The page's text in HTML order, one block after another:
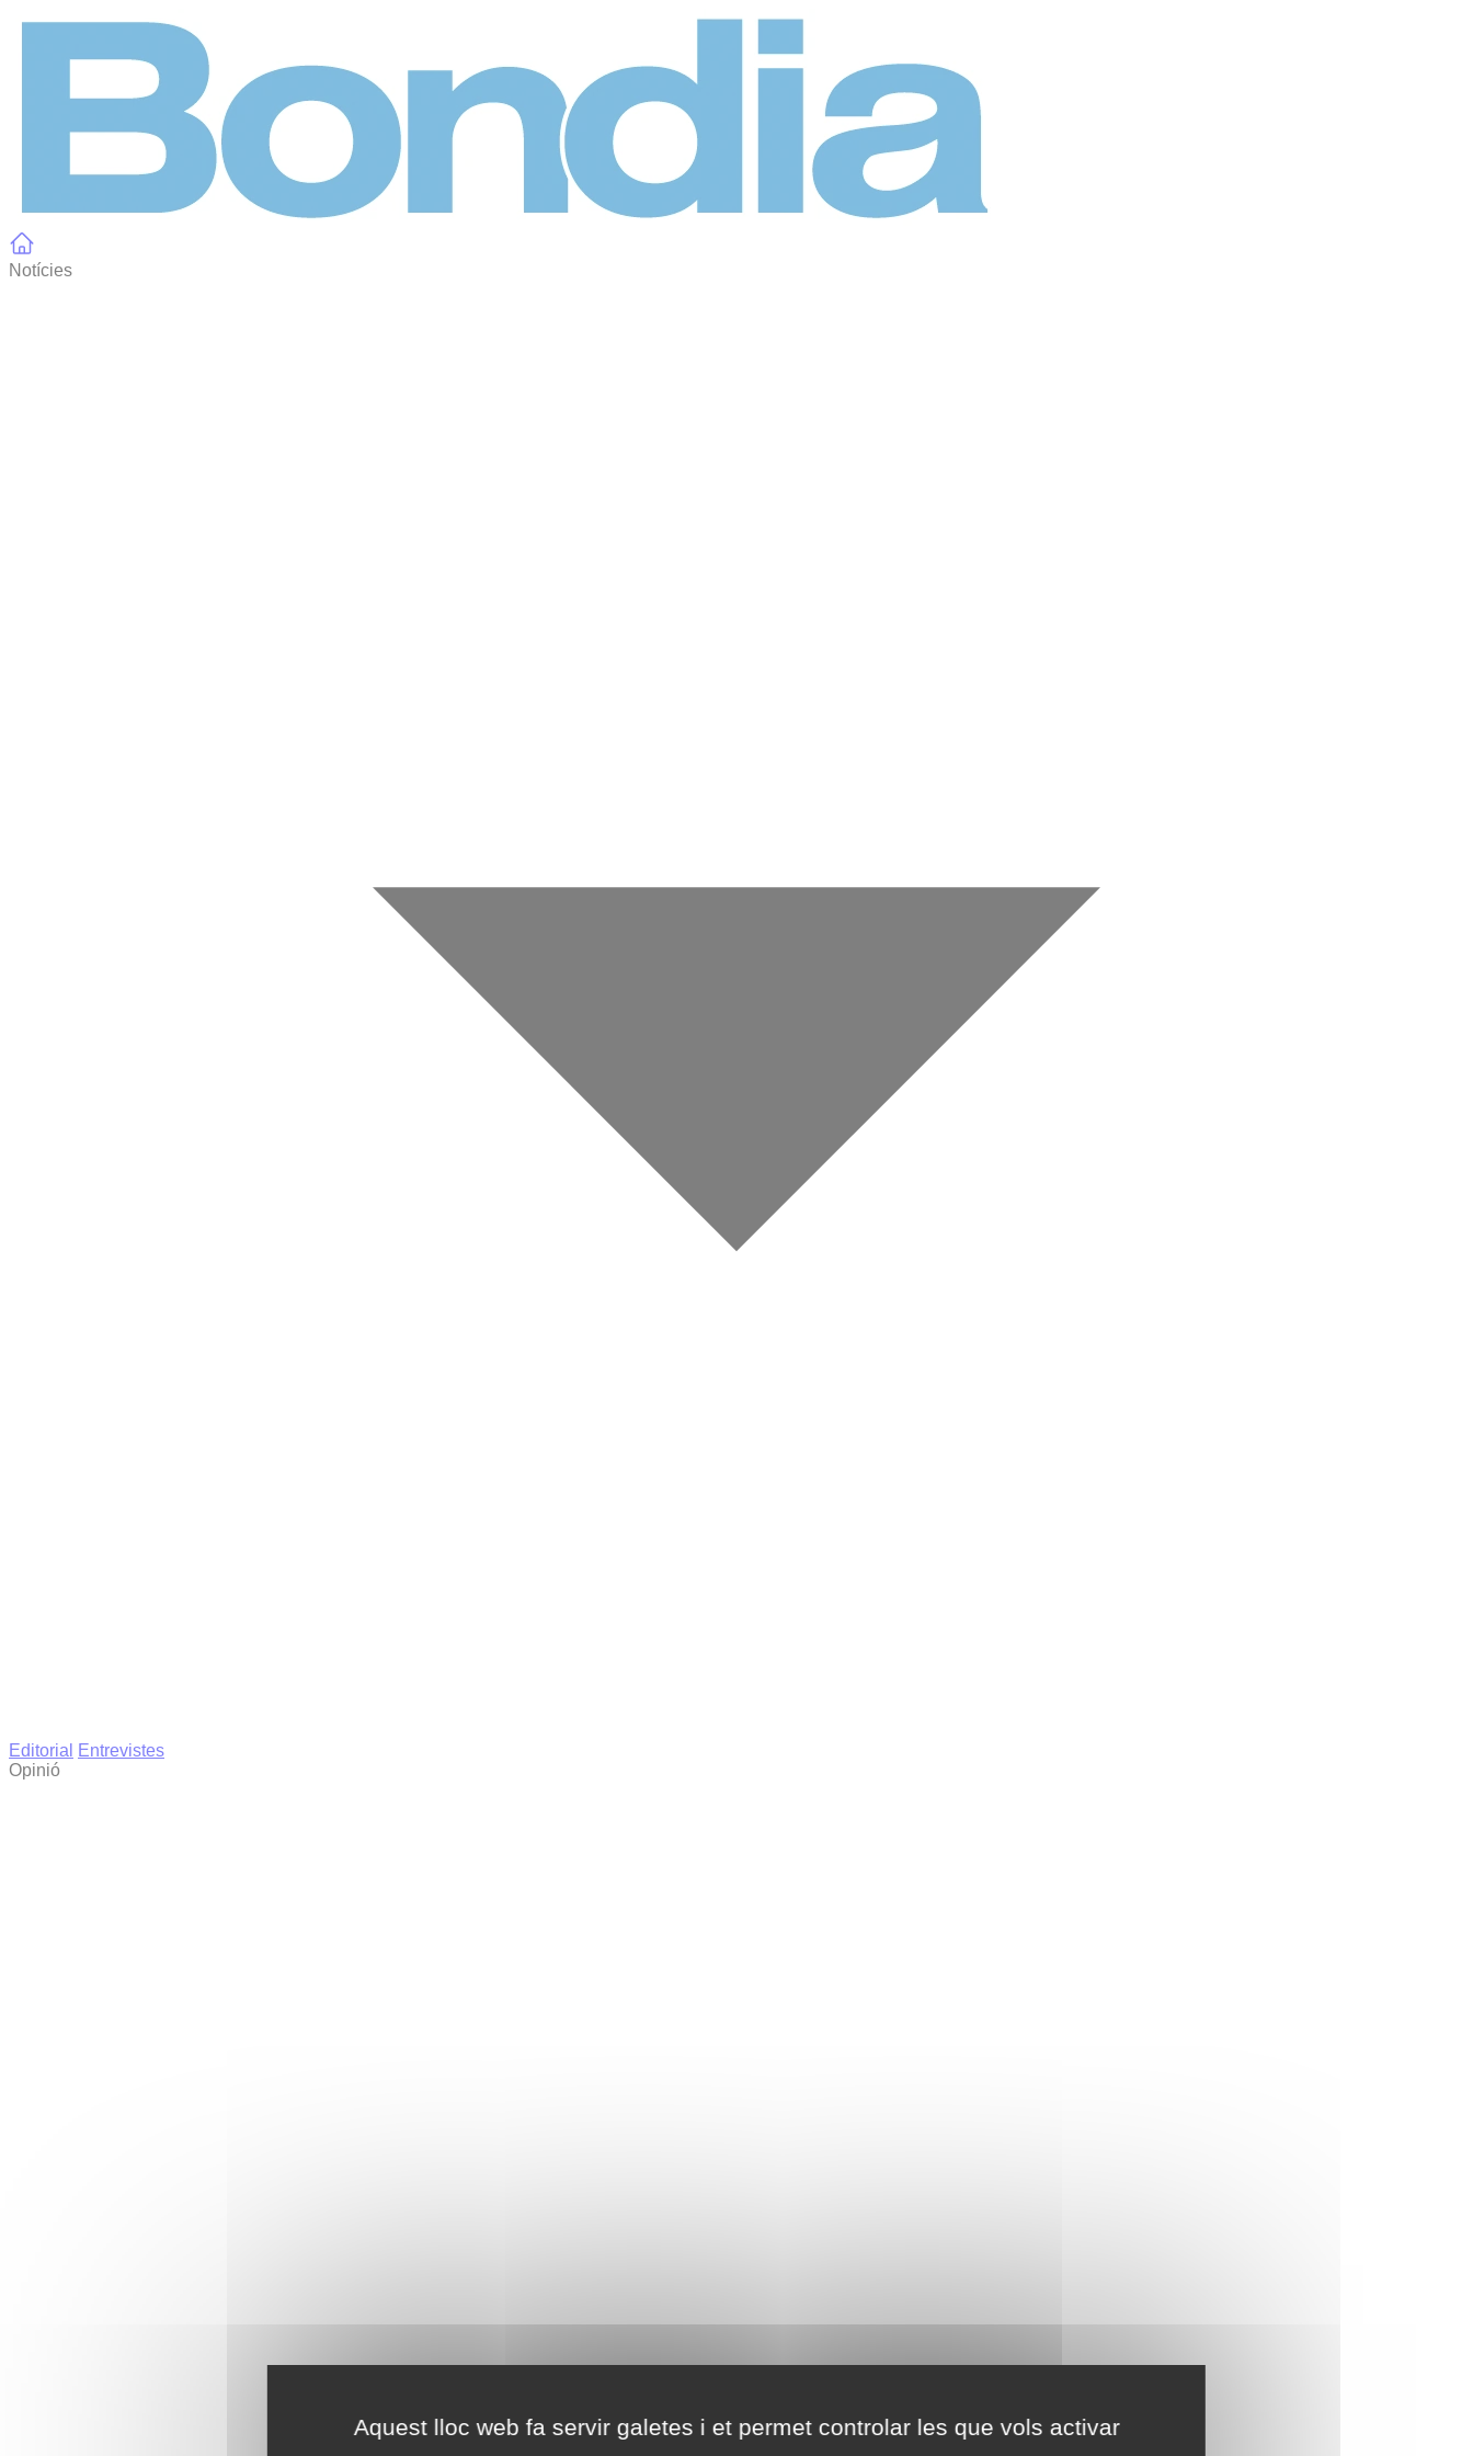
Aquest lloc web fa servir galetes i et permet controlar les que vols activar
Notícies
Editorial
Entrevistes
Opinió